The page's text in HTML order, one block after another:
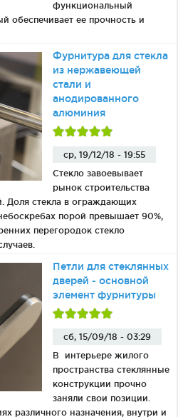
функциональный
обеспечивает ее прочность и
Фурнитура для стекла
из нержавеющей
стали и
анодированного
алюминия
ср, 19/12/18 - 19:55
Стекло завоевывает
рынок строительства
Доля стекла в ограждающих
порой превышает 90%,
перегородок стекло
Петли для стеклянных
дверей - основной
элемент фурнитуры
сб, 15/09/18 - 03:29
В интерьере жилого
пространства стеклянные
конструкции прочно
заняли свои позиции.
различного назначения, внутри и